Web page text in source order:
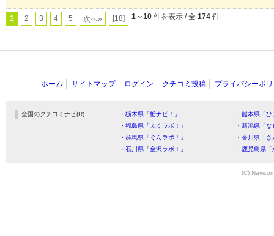
1 2 3 4 5 次へ» [18] 1～10 件を表示 / 全 174 件
ホーム サイトマップ ログイン クチコミ投稿 プライバシーポ
全国のクチコミナビ(R) ・栃木県「栃ナビ！」
・熊本県「
・福島県「ふくラボ！」
・新潟県「
・群馬県「ぐんラボ！」
・香川県「
・石川県「金沢ラボ！」
・鹿児島県
(C)